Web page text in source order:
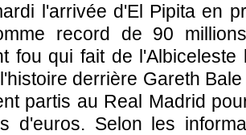
l'arrivée d'El Pipita en
record de 90
fou qui fait de
derrière Gareth
partis au Real Madrid
d'euros. Selon les